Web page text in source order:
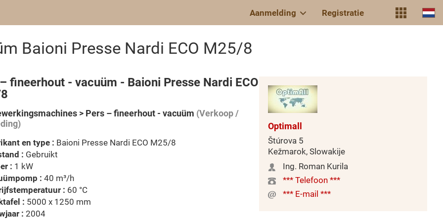
Aanmelding Registratie
Baioni Presse Nardi ECO M25/8
fineerhout - vacuüm - Baioni Presse Nardi ECO
> Pers – fineerhout - vacuüm (Verkoop /
en type : Baioni Presse Nardi ECO M25/8
: Gebruikt
: 1 kW
: 40 m³/h
: 60 °C
: 5000 x 1250 mm
: 2004
Optimall
Štúrova 5
Kežmarok, Slowakije
Ing. Roman Kurila
*** Telefoon ***
*** E-mail ***